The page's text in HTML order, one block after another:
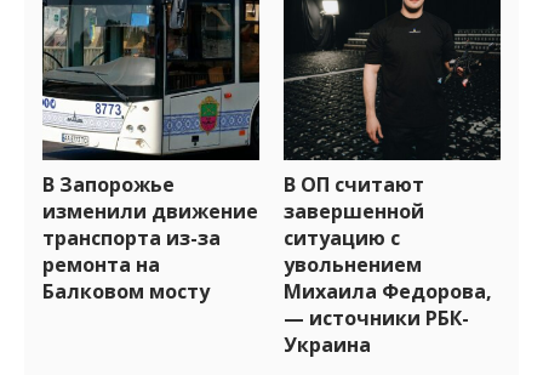
В Запорожье
изменили движение
транспорта из-за
ремонта на
Балковом мосту
В ОП считают
завершенной
ситуацию с
увольнением
Михаила Федорова,
— источники РБК-
Украина